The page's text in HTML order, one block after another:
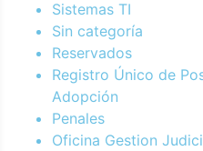
Sistemas TI
Sin categoría
Reservados
Registro Único de
Adopción
Penales
Oficina Gestion